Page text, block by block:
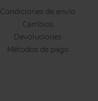
Condiciones de envío
Cambios
Devoluciones
Métodos de pago